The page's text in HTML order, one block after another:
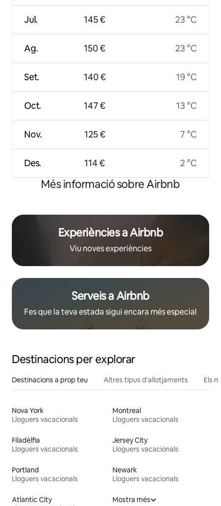
Jul.
Ag.
Set.
Oct.
Nov.
Des.
145 €
150 €
140 €
147 €
125 €
114 €
23 °C
23 °C
19 °C
13 °C
7 °C
2 °C
Més informació sobre Airbnb
Experiències a Airbnb
Viu noves experiències
Serveis a Airbnb
Fes que la teva estada sigui encara més especial
Destinacions per explorar
Destinacions a prop teu Altres tipus d'allotjaments Els
Nova York
Lloguers vacacionals
Montreal
Lloguers vacacionals
Filadèlfia
Lloguers vacacionals
Jersey City
Lloguers vacacionals
Portland
Lloguers vacacionals
Newark
Lloguers vacacionals
Atlantic City
Mostra més